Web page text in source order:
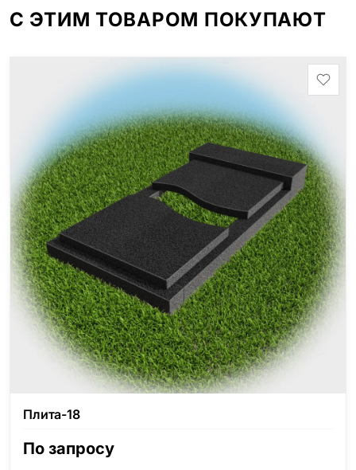
С ЭТИМ ТОВАРОМ ПОКУПАЮТ
Плита-18
По запросу